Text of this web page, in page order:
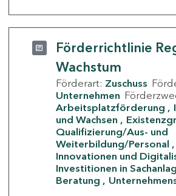
Förderrichtlinie
Wachstum
Förderart: Zuschuss
Unternehmen
Arbeitsplatzförderung
und Wachsen
Qualifizierung/Aus- und
Weiterbildung/Personal
Innovationen und
Investitionen in
Beratung